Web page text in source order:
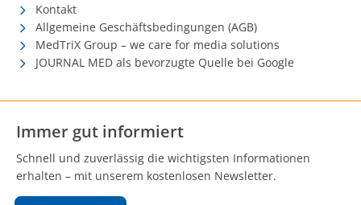
Kontakt
Allgemeine Geschäftsbedingungen (AGB)
MedTriX Group – we care for media solutions
JOURNAL MED als bevorzugte Quelle bei Google
Immer gut informiert
Schnell und zuverlässig die wichtigsten Informationen
erhalten – mit unserem kostenlosen Newsletter.